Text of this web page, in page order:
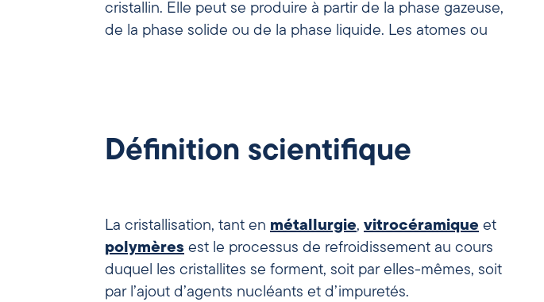
cristallin. Elle peut se produire à partir de la phase gazeuse,
de la phase solide ou de la phase liquide. Les atomes ou
Définition scientifique
La cristallisation, tant en métallurgie, vitrocéramique et
polymères est le processus de refroidissement au cours
duquel les cristallites se forment, soit par elles-mêmes, soit
par l’ajout d’agents nucléants et d’impuretés.